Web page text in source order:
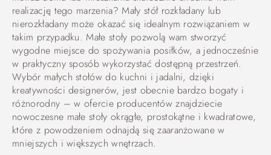
realizację tego marzenia? Mały stół rozkładany lub
nierozkładany może okazać się idealnym rozwiązaniem w
takim przypadku. Małe stoły pozwolą wam stworzyć
wygodne miejsce do spożywania posiłków, a jednocześnie
w praktyczny sposób wykorzystać dostępną przestrzeń.
Wybór małych stołów do kuchni i jadalni, dzięki
kreatywności designerów, jest obecnie bardzo bogaty i
różnorodny – w ofercie producentów znajdziecie
nowoczesne małe stoły okrągłe, prostokątne i kwadratowe,
które z powodzeniem odnajdą się zaaranżowane w
mniejszych i większych wnętrzach.